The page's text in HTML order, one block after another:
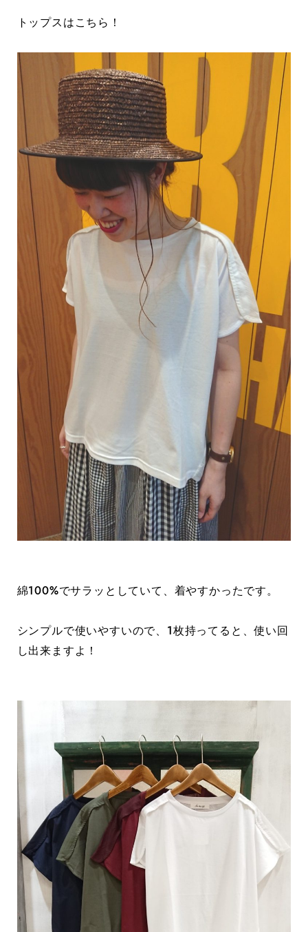
トップスはこちら！
綿100%でサラッとしていて、着やすかったです。
シンプルで使いやすいので、1枚持ってると、使い回
し出来ますよ！